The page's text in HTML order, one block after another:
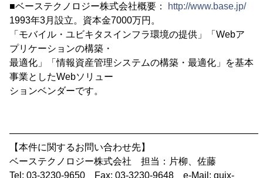
■ベーステクノロジー株式会社概要：
http://www.base.jp/
1993年3月設立。資本金7000万円。
「モバイル・ユビキタスインフラ環境の提供」「Webア
プリケーションの構築・
最適化」「情報資産管理システムの構築・最適化」を基本
事業としたWebソリュー
ションベンダーです。
【本件に関するお問い合わせ先】
ベーステクノロジー株式会社 担当：片柳、佐藤
Tel: 03-3230-9650 Fax: 03-3230-9648 e-Mail: quix-